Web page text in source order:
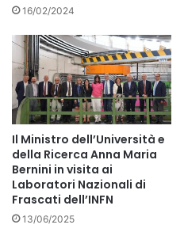
16/02/2024
Il Ministro dell’Università e
della Ricerca Anna Maria
Bernini in visita ai
Laboratori Nazionali di
Frascati dell’INFN
13/06/2025